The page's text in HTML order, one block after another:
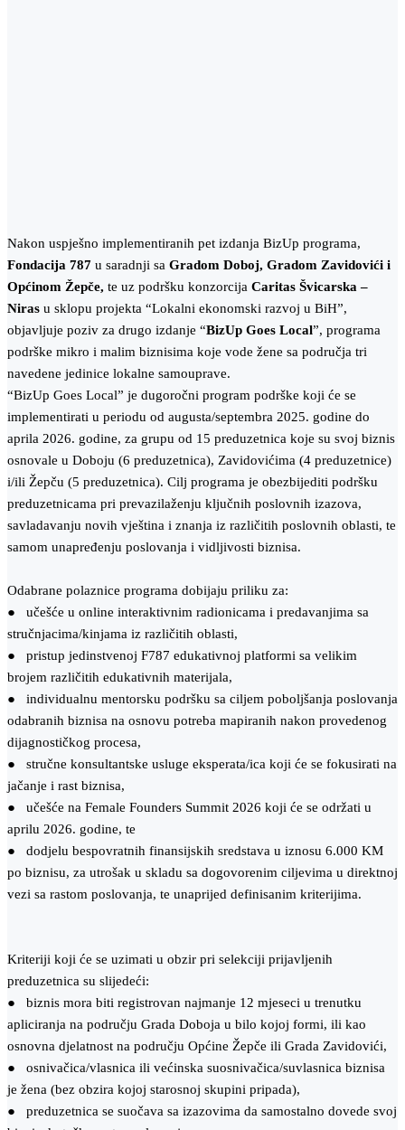
Nakon uspješno implementiranih pet izdanja BizUp programa,
Fondacija 787 u saradnji sa Gradom Doboj, Gradom Zavidovići i
Općinom Žepče, te uz podršku konzorcija Caritas Švicarska –
Niras u sklopu projekta “Lokalni ekonomski razvoj u BiH”,
objavljuje poziv za drugo izdanje “BizUp Goes Local”, programa
podrške mikro i malim biznisima koje vode žene sa područja tri
navedene jedinice lokalne samouprave.
“BizUp Goes Local” je dugoročni program podrške koji će se
implementirati u periodu od augusta/septembra 2025. godine do
aprila 2026. godine, za grupu od 15 preduzetnica koje su svoj biznis
osnovale u Doboju (6 preduzetnica), Zavidovićima (4 preduzetnice)
i/ili Žepču (5 preduzetnica). Cilj programa je obezbijediti podršku
preduzetnicama pri prevazilaženju ključnih poslovnih izazova,
savladavanju novih vještina i znanja iz različitih poslovnih oblasti, te
samom unapređenju poslovanja i vidljivosti biznisa.
Odabrane polaznice programa dobijaju priliku za:
● učešće u online interaktivnim radionicama i predavanjima sa
stručnjacima/kinjama iz različitih oblasti,
● pristup jedinstvenoj F787 edukativnoj platformi sa velikim
brojem različitih edukativnih materijala,
● individualnu mentorsku podršku sa ciljem poboljšanja poslovanja
odabranih biznisa na osnovu potreba mapiranih nakon provedenog
dijagnostičkog procesa,
● stručne konsultantske usluge eksperata/ica koji će se fokusirati na
jačanje i rast biznisa,
● učešće na Female Founders Summit 2026 koji će se održati u
aprilu 2026. godine, te
● dodjelu bespovratnih finansijskih sredstava u iznosu 6.000 KM
po biznisu, za utrošak u skladu sa dogovorenim ciljevima u direktnoj
vezi sa rastom poslovanja, te unaprijed definisanim kriterijima.
Kriteriji koji će se uzimati u obzir pri selekciji prijavljenih
preduzetnica su slijedeći:
● biznis mora biti registrovan najmanje 12 mjeseci u trenutku
apliciranja na području Grada Doboja u bilo kojoj formi, ili kao
osnovna djelatnost na području Općine Žepče ili Grada Zavidovići,
● osnivačica/vlasnica ili većinska suosnivačica/suvlasnica biznisa
je žena (bez obzira kojoj starosnoj skupini pripada),
● preduzetnica se suočava sa izazovima da samostalno dovede svoj